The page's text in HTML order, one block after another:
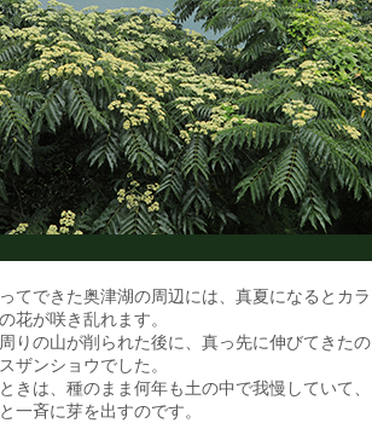
てできた奥津湖の周辺には、真夏になるとカラ
花が咲き乱れます。
りの山が削られた後に、真っ先に伸びてきたの
ザンショウでした。
きは、種のまま何年も土の中で我慢していて、
一斉に芽を出すのです。